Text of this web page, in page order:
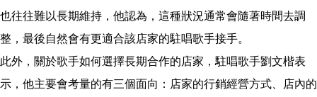
也往往難以長期維持，他認為，這種狀況通常會隨著時間去調
整，最後自然會有更適合該店家的駐唱歌手接手。
此外，關於歌手如何選擇長期合作的店家，駐唱歌手劉文楷表
示，他主要會考量的有三個面向：店家的行銷經營方式、店內的